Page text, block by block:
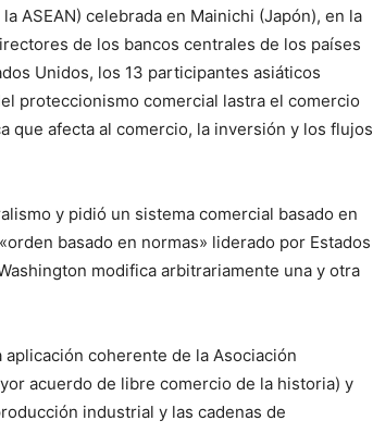
ASEAN) celebrada en Mainichi (Japón), en la
de los bancos centrales de los países
Unidos, los 13 participantes asiáticos
proteccionismo comercial lastra el comercio
que afecta al comercio, la inversión y los flujos
y pidió un sistema comercial basado en
basado en normas» liderado por Estados
modifica arbitrariamente una y otra
aplicación coherente de la Asociación
acuerdo de libre comercio de la historia) y
industrial y las cadenas de